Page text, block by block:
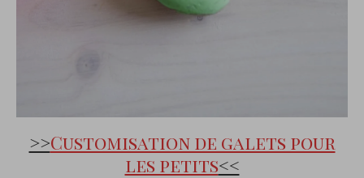
>>Customisation de galets pour
les petits<<